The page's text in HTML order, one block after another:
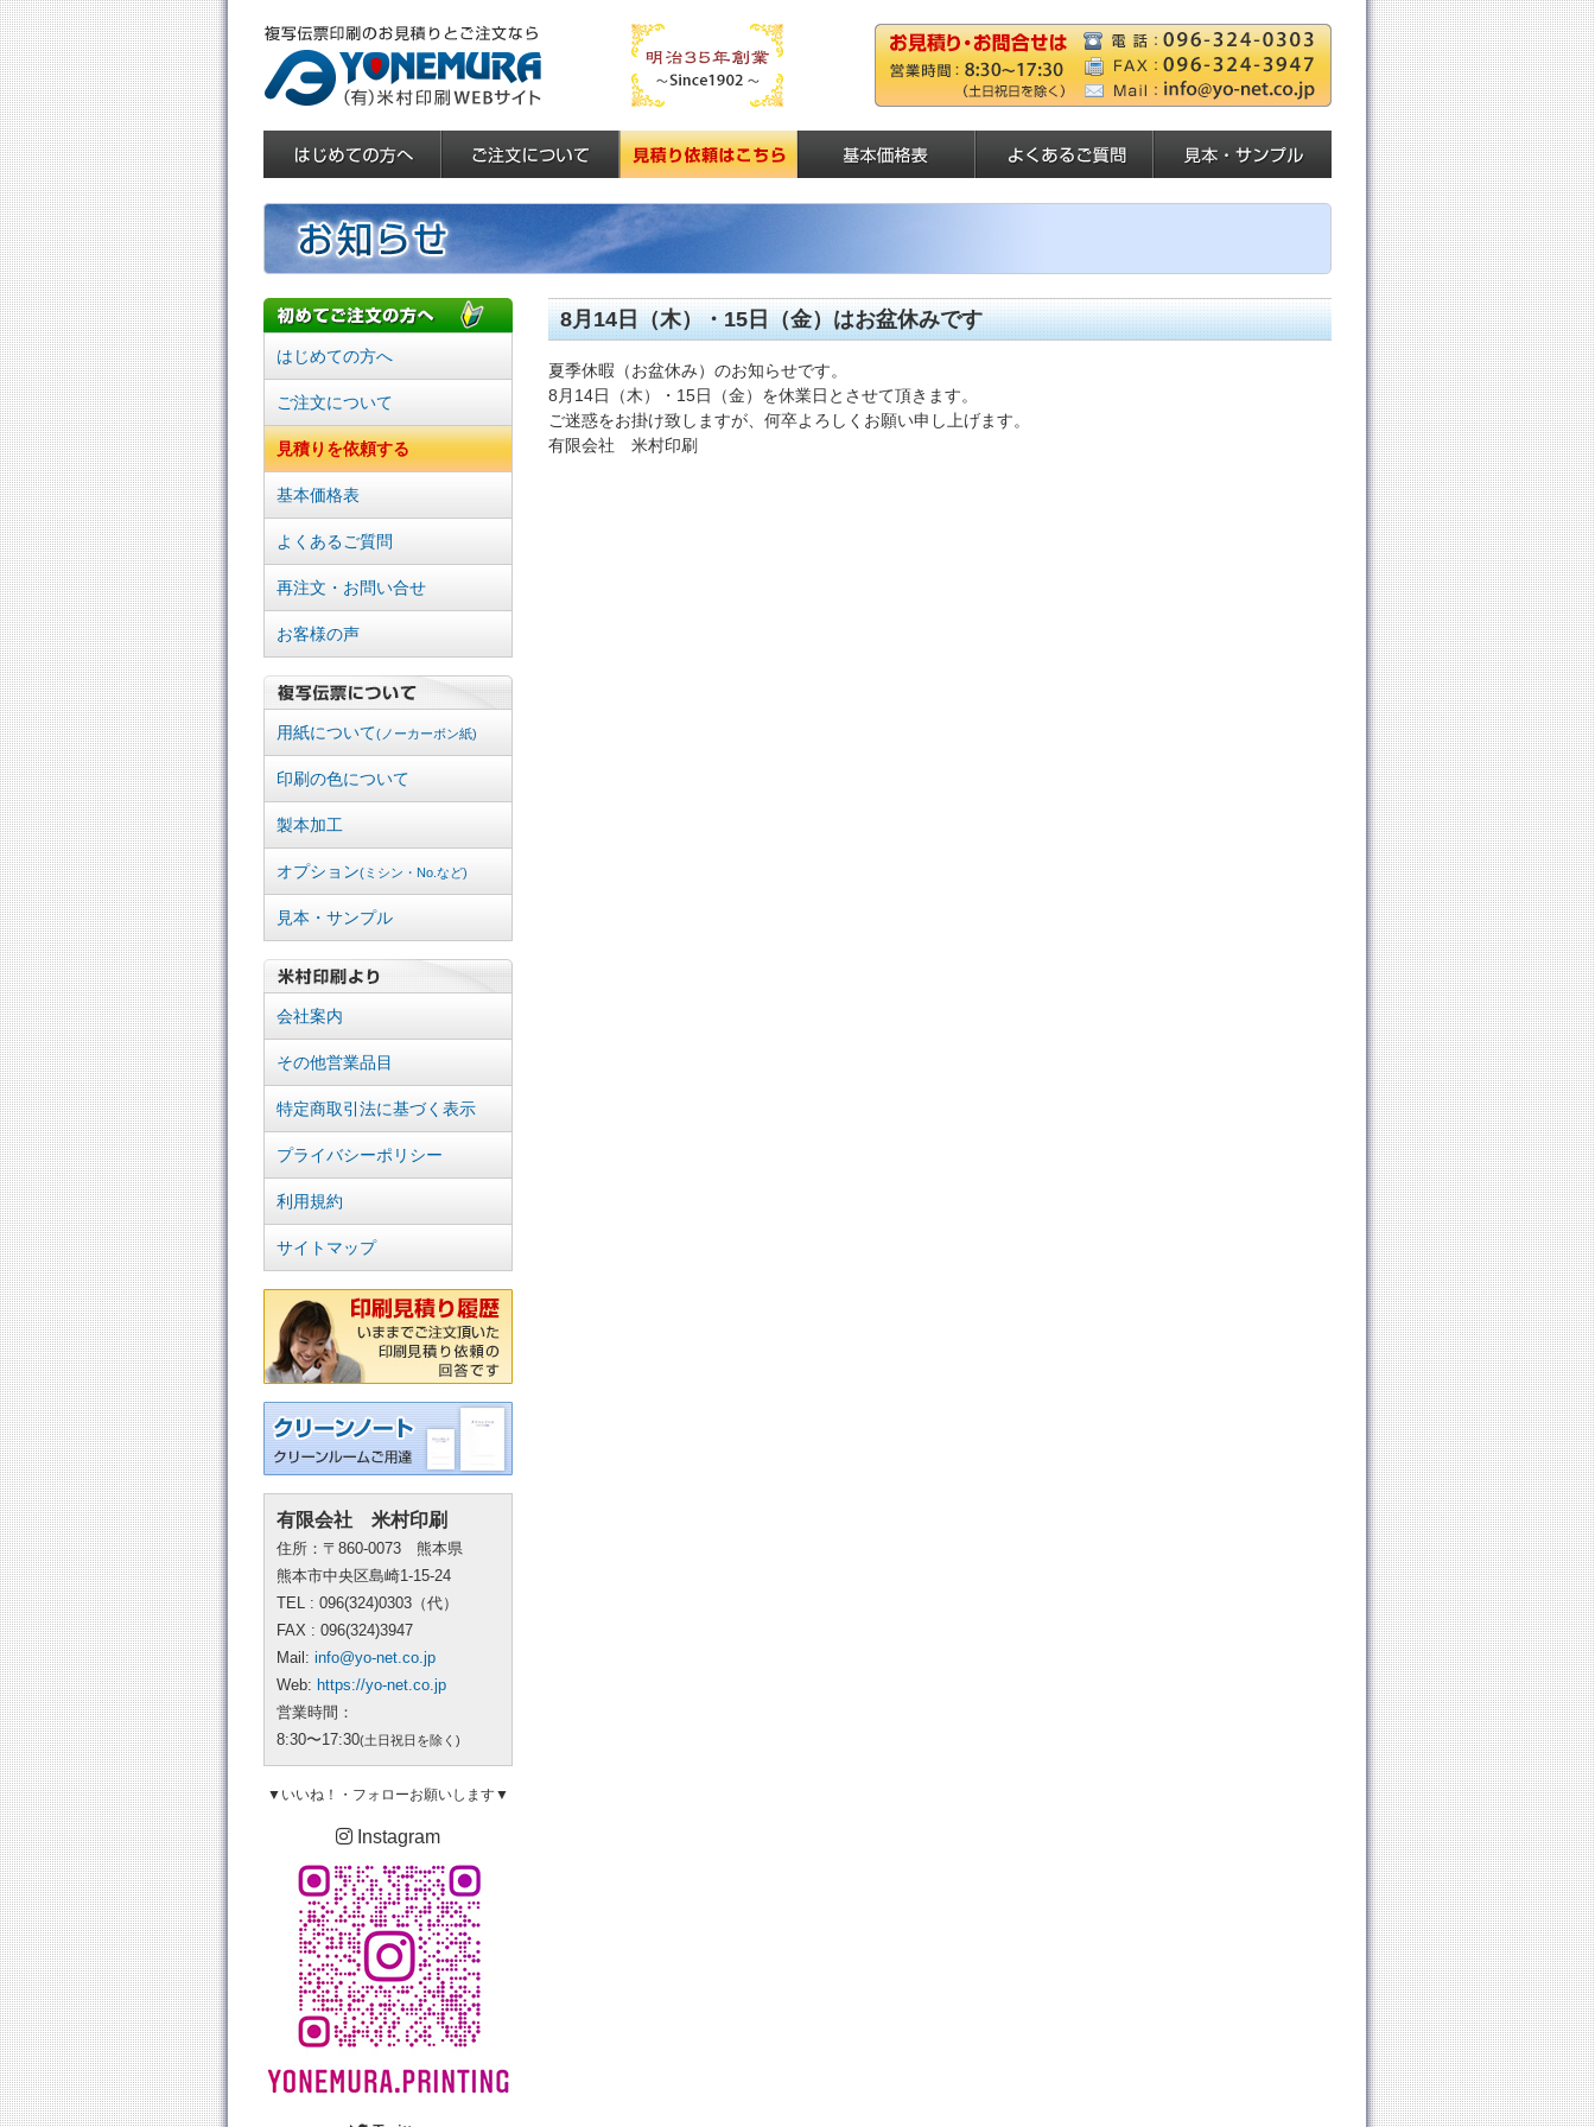
8月14日（木）・15日（金）はお盆休みです
夏季休暇（お盆休み）のお知らせです。
8月14日（木）・15日（金）を休業日とさせて頂きます。
ご迷惑をお掛け致しますが、何卒よろしくお願い申し上げます。
有限会社 米村印刷
はじめての方へ
ご注文について
見積りを依頼する
基本価格表
よくあるご質問
再注文・お問い合せ
お客様の声
用紙について(ノーカーボン紙)
印刷の色について
製本加工
オプション(ミシン・No.など)
見本・サンプル
会社案内
その他営業品目
特定商取引法に基づく表示
プライバシーポリシー
利用規約
サイトマップ
有限会社 米村印刷
住所：〒860-0073 熊本県
熊本市中央区島崎1-15-24
TEL : 096(324)0303（代）
FAX : 096(324)3947
Mail: info@yo-net.co.jp
Web: https://yo-net.co.jp
営業時間：
8:30〜17:30(土日祝日を除く)
▼いいね！・フォローお願いします▼
Instagram